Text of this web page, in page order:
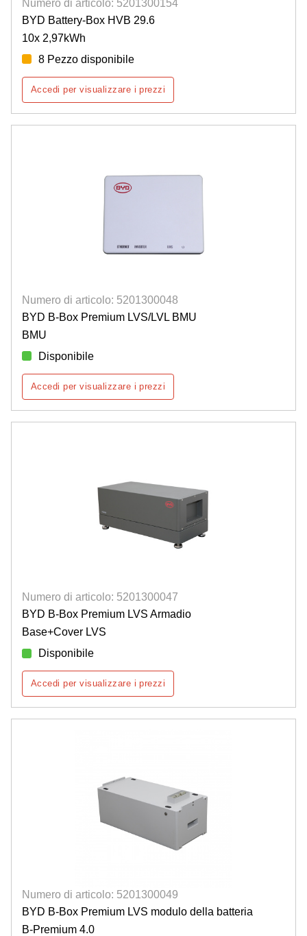
Numero di articolo: 5201300154
BYD Battery-Box HVB 29.6
10x 2,97kWh
8 Pezzo disponibile
Accedi per visualizzare i prezzi
Numero di articolo: 5201300048
BYD B-Box Premium LVS/LVL BMU
BMU
Disponibile
Accedi per visualizzare i prezzi
Numero di articolo: 5201300047
BYD B-Box Premium LVS Armadio
Base+Cover LVS
Disponibile
Accedi per visualizzare i prezzi
Numero di articolo: 5201300049
BYD B-Box Premium LVS modulo della batteria
B-Premium 4.0